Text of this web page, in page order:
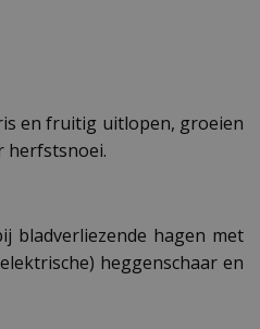
en fruitig uitlopen, groeien
herfstsnoei.
bladverliezende hagen met
heggenschaar en